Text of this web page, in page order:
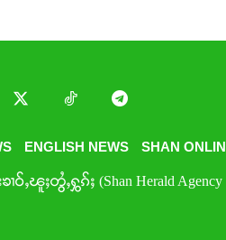
ENGLISH NEWS SHAN
ဝ်ႇၽူႈတွႆႇႁွၵ်ႈ (Shan Herald Agency